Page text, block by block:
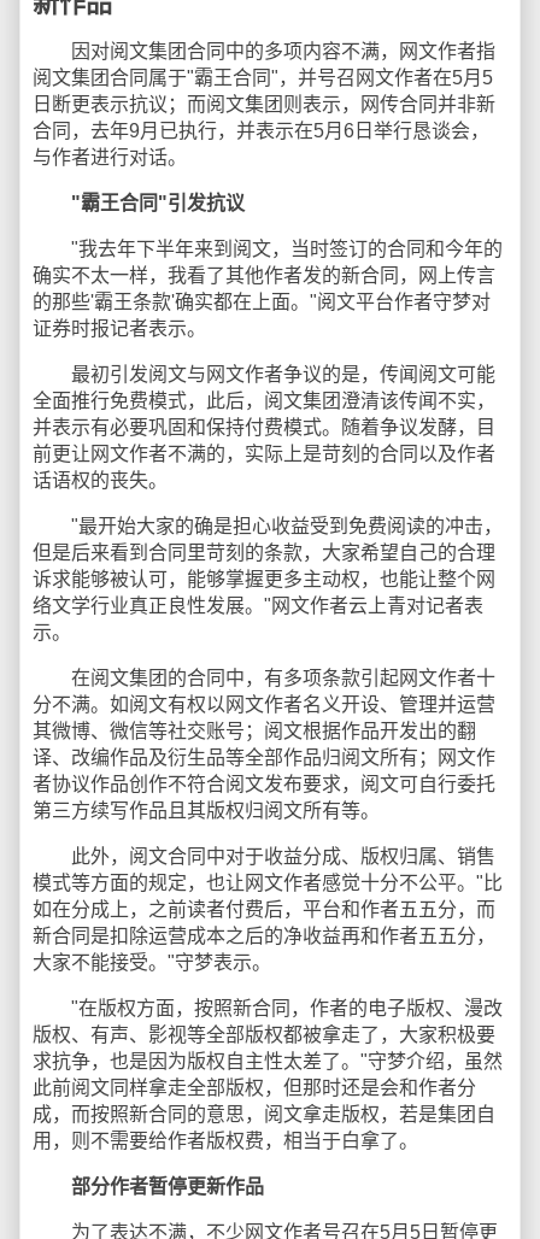
因对阅文集团合同中的多项内容不满，网文作者指
阅文集团合同属于"霸王合同"，并号召网文作者在5月5
日断更表示抗议；而阅文集团则表示，网传合同并非新
合同，去年9月已执行，并表示在5月6日举行恳谈会，
与作者进行对话。
"霸王合同"引发抗议
"我去年下半年来到阅文，当时签订的合同和今年的
确实不太一样，我看了其他作者发的新合同，网上传言
的那些'霸王条款'确实都在上面。"阅文平台作者守梦对
证券时报记者表示。
最初引发阅文与网文作者争议的是，传闻阅文可能
全面推行免费模式，此后，阅文集团澄清该传闻不实，
并表示有必要巩固和保持付费模式。随着争议发酵，目
前更让网文作者不满的，实际上是苛刻的合同以及作者
话语权的丧失。
"最开始大家的确是担心收益受到免费阅读的冲击，
但是后来看到合同里苛刻的条款，大家希望自己的合理
诉求能够被认可，能够掌握更多主动权，也能让整个网
络文学行业真正良性发展。"网文作者云上青对记者表
示。
在阅文集团的合同中，有多项条款引起网文作者十
分不满。如阅文有权以网文作者名义开设、管理并运营
其微博、微信等社交账号；阅文根据作品开发出的翻
译、改编作品及衍生品等全部作品归阅文所有；网文作
者协议作品创作不符合阅文发布要求，阅文可自行委托
第三方续写作品且其版权归阅文所有等。
此外，阅文合同中对于收益分成、版权归属、销售
模式等方面的规定，也让网文作者感觉十分不公平。"比
如在分成上，之前读者付费后，平台和作者五五分，而
新合同是扣除运营成本之后的净收益再和作者五五分，
大家不能接受。"守梦表示。
"在版权方面，按照新合同，作者的电子版权、漫改
版权、有声、影视等全部版权都被拿走了，大家积极要
求抗争，也是因为版权自主性太差了。"守梦介绍，虽然
此前阅文同样拿走全部版权，但那时还是会和作者分
成，而按照新合同的意思，阅文拿走版权，若是集团自
用，则不需要给作者版权费，相当于白拿了。
部分作者暂停更新作品
为了表达不满，不少网文作者号召在5月5日暂停更